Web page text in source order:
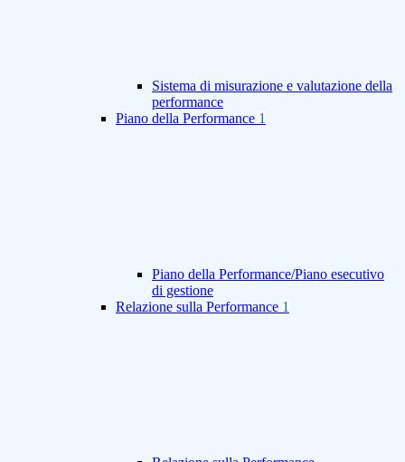
Sistema di misurazione e valutazione della
performance
Piano della Performance 1
Piano della Performance/Piano esecutivo
di gestione
Relazione sulla Performance 1